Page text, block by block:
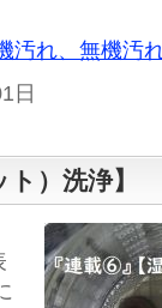
れ、無機汚
日
）洗浄】